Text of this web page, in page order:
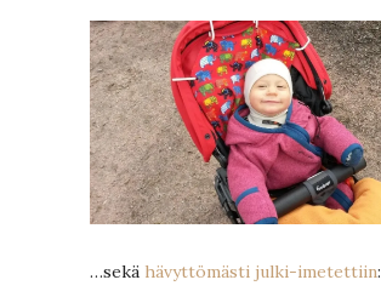
…sekä hävyttömästi julki-imetettiin: